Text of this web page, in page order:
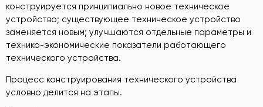
конструируется принципиально новое техническое
устройство; существующее техническое устройство
заменяется новым; улучшаются отдельные параметры и
технико-экономические показатели работающего
технического устройства.
Процесс конструирования технического устройства
условно делится на этапы.